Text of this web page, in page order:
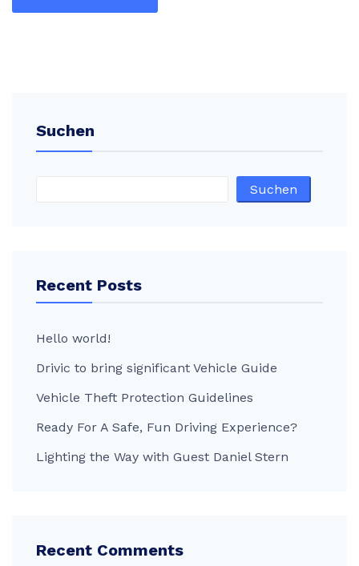
Suchen
Suchen
Recent Posts
Hello world!
Drivic to bring significant Vehicle Guide
Vehicle Theft Protection Guidelines
Ready For A Safe, Fun Driving Experience?
Lighting the Way with Guest Daniel Stern
Recent Comments